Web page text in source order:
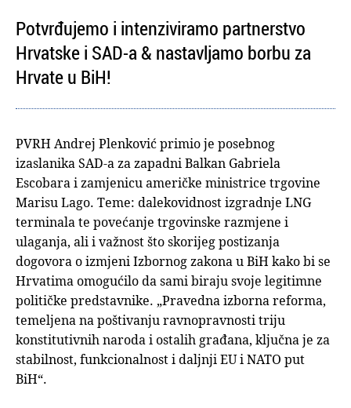
Potvrđujemo i intenziviramo partnerstvo
Hrvatske i SAD-a & nastavljamo borbu za
Hrvate u BiH!
PVRH Andrej Plenković primio je posebnog
izaslanika SAD-a za zapadni Balkan Gabriela
Escobara i zamjenicu američke ministrice trgovine
Marisu Lago. Teme: dalekovidnost izgradnje LNG
terminala te povećanje trgovinske razmjene i
ulaganja, ali i važnost što skorijeg postizanja
dogovora o izmjeni Izbornog zakona u BiH kako bi se
Hrvatima omogućilo da sami biraju svoje legitimne
političke predstavnike. „Pravedna izborna reforma,
temeljena na poštivanju ravnopravnosti triju
konstitutivnih naroda i ostalih građana, ključna je za
stabilnost, funkcionalnost i daljnji EU i NATO put
BiH“.